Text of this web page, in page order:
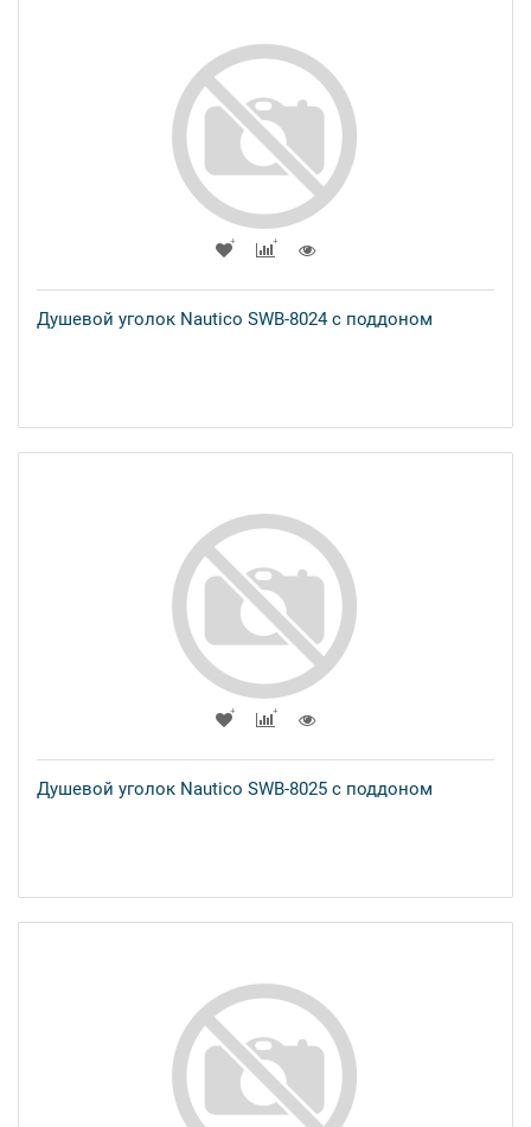
Душевой уголок Nautico SWB-8024 с поддоном
Душевой уголок Nautico SWB-8025 с поддоном